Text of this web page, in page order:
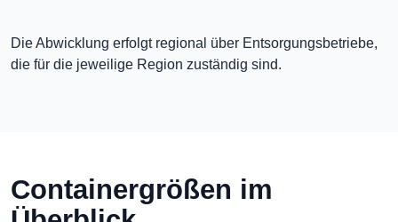
Die Abwicklung erfolgt regional über Entsorgungsbetriebe,
die für die jeweilige Region zuständig sind.
Containergrößen im